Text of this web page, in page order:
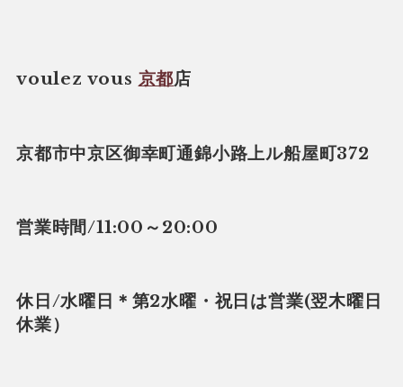
voulez vous 京都店
京都市中京区御幸町通錦小路上ル船屋町372
営業時間/11:00～20:00
休日/水曜日＊第2水曜・祝日は営業(翌木曜日
休業）